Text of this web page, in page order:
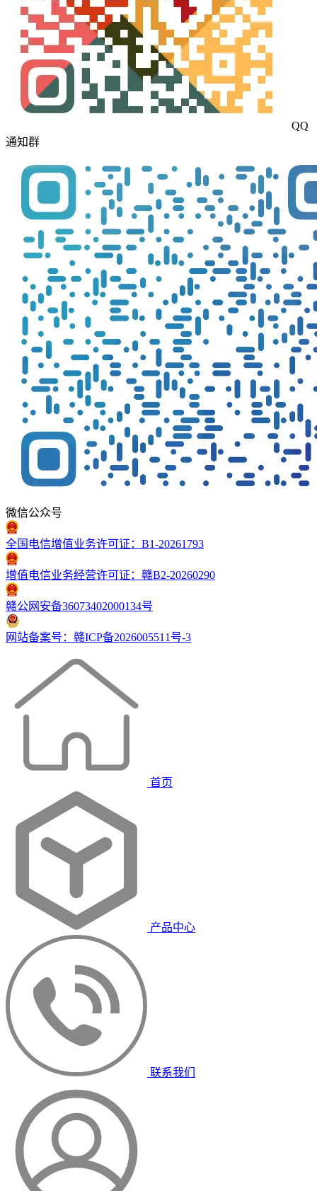
QQ
通知群
微信公众号
全国电信增值业务许可证：B1-20261793
增值电信业务经营许可证：赣B2-20260290
赣公网安备36073402000134号
网站备案号：赣ICP备2026005511号-3
首页
产品中心
联系我们